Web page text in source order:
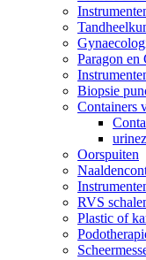
Paragon en
Biopsie
Containers
Oorspuiten
RVS
Plastic of